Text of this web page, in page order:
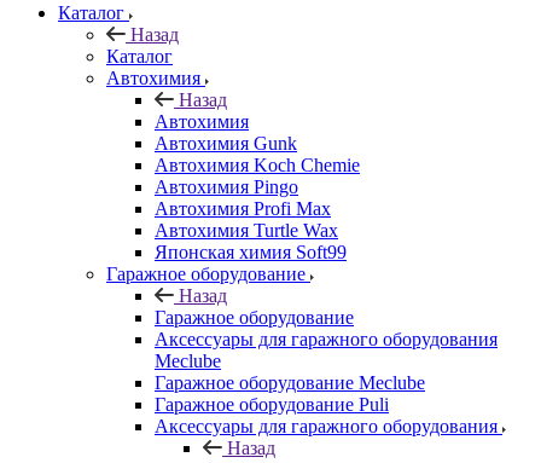
Каталог
Назад
Каталог
Автохимия
Назад
Автохимия
Автохимия Gunk
Автохимия Koch Chemie
Автохимия Pingo
Автохимия Profi Max
Автохимия Turtle Wax
Японская химия Soft99
Гаражное оборудование
Назад
Гаражное оборудование
Аксессуары для гаражного оборудования
Meclube
Гаражное оборудование Meclube
Гаражное оборудование Puli
Аксессуары для гаражного оборудования
Назад